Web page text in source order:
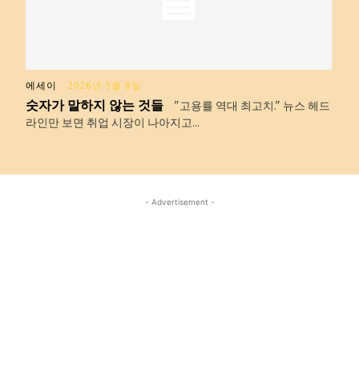
에세이 2026년 5월 8일
숫자가 말하지 않는 것들
"고용률 역대 최고치." 뉴스 헤드
라인만 보면 취업 시장이 나아지고...
- Advertisement -